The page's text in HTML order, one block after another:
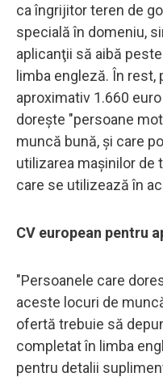
ca îngrijitor teren de
specială în domeniu,
aplicanţii să aibă
limba engleză. În rest,
aproximativ 1.660
doreşte "persoane
muncă bună, şi care
utilizarea maşinilor de
care se utilizează în
CV european pentru
"Persoanele care
aceste locuri de
ofertă trebuie să
completat în limba
pentru detalii